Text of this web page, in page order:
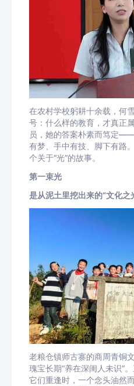
在农村学校躬耕十余载，何
号：什么样的教育，才真正
员，她的答案朴素而笃定
有梦、手中有技、脚下有路
个关于“光”的故事。
第一束光
是从泥土里挖出来的“文化之
老粮仓镇师古寨的商周青铜
瑰宝长期“养在深闺人未识”
它们重逢时，一个念头油然